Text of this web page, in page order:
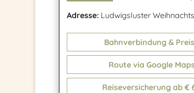
Adresse: Ludwigsluster
Bahnverbindung &
Route via Google Maps
Reiseversicherung ab €